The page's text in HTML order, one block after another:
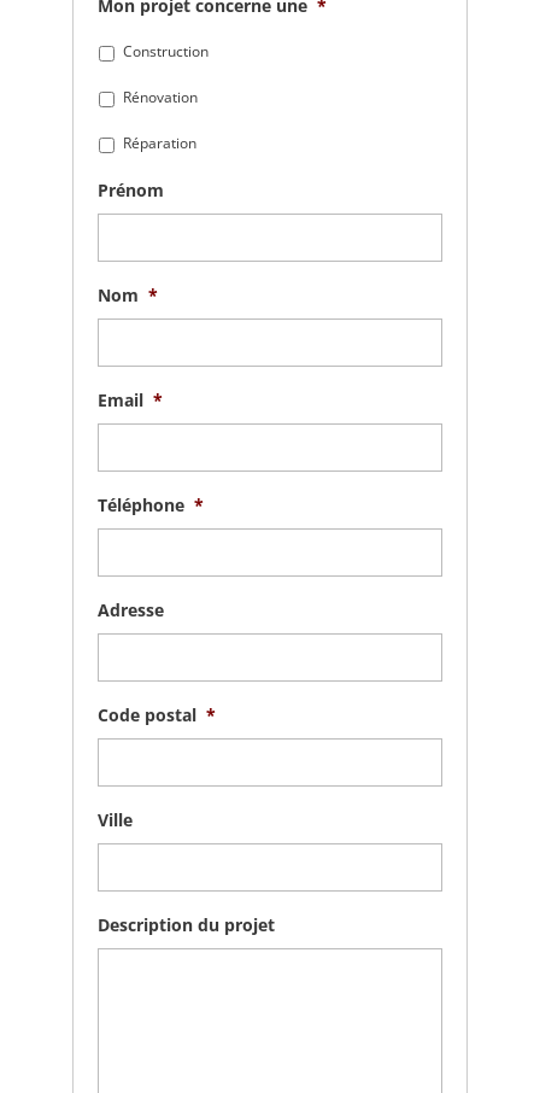
Mon projet concerne une *
Construction
Rénovation
Réparation
Prénom
Nom *
Email *
Téléphone *
Adresse
Code postal *
Ville
Description du projet